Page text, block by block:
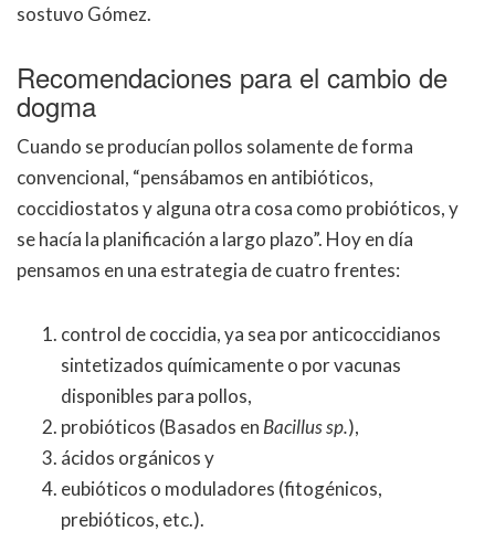
sostuvo Gómez.
Recomendaciones para el cambio de
dogma
Cuando se producían pollos solamente de forma
convencional, “pensábamos en antibióticos,
coccidiostatos y alguna otra cosa como probióticos, y
se hacía la planificación a largo plazo”. Hoy en día
pensamos en una estrategia de cuatro frentes:
control de coccidia, ya sea por anticoccidianos
sintetizados químicamente o por vacunas
disponibles para pollos,
probióticos (Basados en Bacillus sp.),
ácidos orgánicos y
eubióticos o moduladores (fitogénicos,
prebióticos, etc.).